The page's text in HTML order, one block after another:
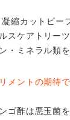
凝縮カットビ
スケアトリーツ
・ミネラル類
メントの期待で
ゴ酢は悪玉菌